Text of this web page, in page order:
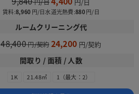
賃料:8,960 水道光熱費:880
ルームクリーニング代
48,400 24,200
間取り / 面積 / 人数
1K 21.48㎡ 1（最大：2）